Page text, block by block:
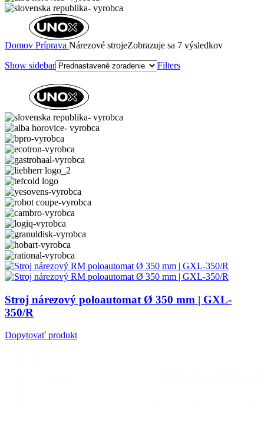
Domov Príprava Nárezové strojeZobrazuje sa 7 výsledkov
Show sidebar Filters
Stroj nárezový poloautomat Ø 350 mm | GXL-
350/R
Dopytovať produkt